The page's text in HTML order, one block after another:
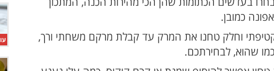
כמובן.
וחלק טחנו את המרק עד קבלת מרקם משחתי ורך,
שהוא, לבחירתכם.